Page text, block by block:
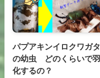
パプアキンイロクワガタ
の幼虫 どのくらいで羽
化するの？